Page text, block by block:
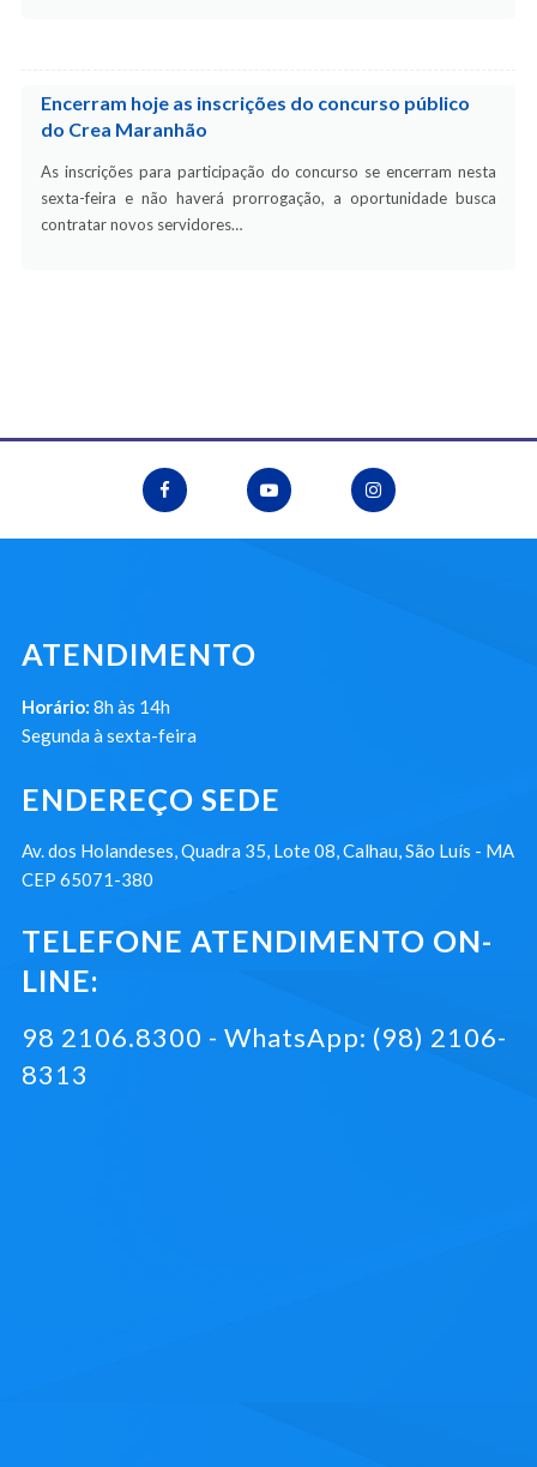
Encerram hoje as inscrições do concurso público
do Crea Maranhão
As inscrições para participação do concurso se encerram nesta
sexta-feira e não haverá prorrogação, a oportunidade busca
contratar novos servidores…
ATENDIMENTO
Horário: 8h às 14h
Segunda à sexta-feira
ENDEREÇO SEDE
Av. dos Holandeses, Quadra 35, Lote 08, Calhau, São Luís - MA
CEP 65071-380
TELEFONE ATENDIMENTO ON-
LINE:
98 2106.8300 - WhatsApp: (98) 2106-
8313